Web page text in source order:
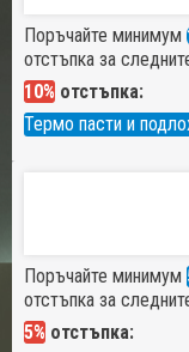
Поръчайте минимум
отстъпка за
10% отстъпка:
Термо пасти и
Поръчайте минимум
отстъпка за
5% отстъпка: